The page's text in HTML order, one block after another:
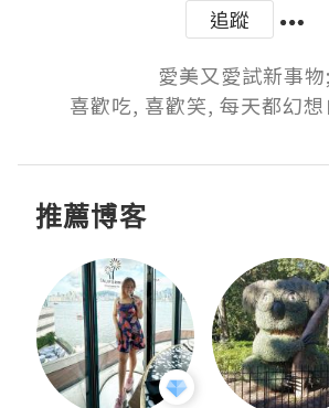
追蹤
愛美又愛試新事物;
喜歡吃, 喜歡笑, 每天都幻
推薦博客